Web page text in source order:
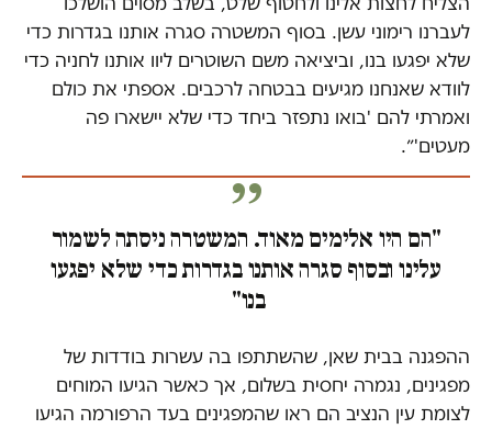
לעברנו רימוני עשן. בסוף המשטרה סגרה אותנו בגדרות כדי
שלא יפגעו בנו, וביציאה משם השוטרים ליוו אותנו לחניה כדי
לוודא שאנחנו מגיעים בבטחה לרכבים. אספתי את כולם
ואמרתי להם 'בואו נתפזר ביחד כדי שלא יישארו פה
מעטים'״.
"הם היו אלימים מאוד. המשטרה ניסתה לשמור
עלינו ובסוף סגרה אותנו בגדרות כדי שלא יפגעו
בנו"
ההפגנה בבית שאן, שהשתתפו בה עשרות בודדות של
מפגינים, נגמרה יחסית בשלום, אך כאשר הגיעו המוחים
לצומת עין הנציב הם ראו שהמפגינים בעד הרפורמה הגיעו